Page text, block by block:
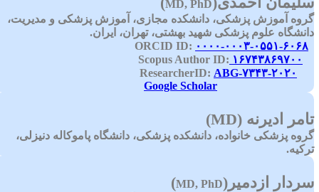
MD, PhD
آموزش پزشکی، دانشکده مجازی، آموزش پزشکی و مدیریت،
علوم پزشکی شهید بهشتی، تهران، ایران.
۰۰۰۰-۰۰۰۳-۰۵۵۱-۶۰۶۸
۱۶۷۴۳۸۶۹۷۰۰
ABG-۷۳۴۳-۲۰۲۰
Google Scholar
ادیرنه (MD)
پزشکی خانواده، دانشکده پزشکی، دانشگاه پاموکاله دنیزلی،
ازدمیر (MD, PhD )